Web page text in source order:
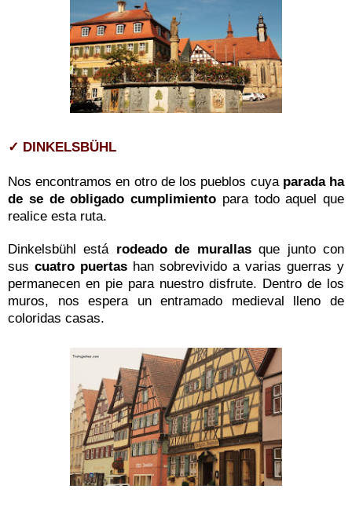
✓ DINKELSBÜHL
Nos encontramos en otro de los pueblos cuya parada ha
de se de obligado cumplimiento para todo aquel que
realice esta ruta.
Dinkelsbühl está rodeado de murallasque junto con
sus cuatro puertas han sobrevivido a varias guerras y
permanecen en pie para nuestro disfrute. Dentro de los
muros, nos espera un entramado medieval lleno de
coloridas casas.